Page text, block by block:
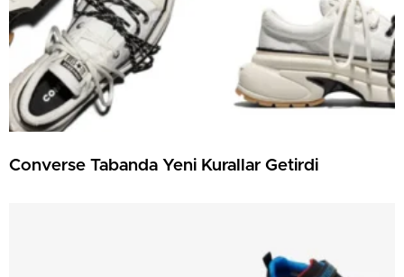
Converse Tabanda Yeni Kurallar Getirdi